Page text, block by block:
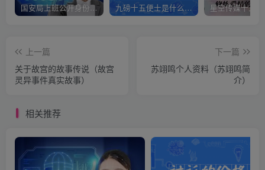
国安局上班公开身份是什么（国安身份对家人保密吗） 九磅十五便士是什么意思（九磅十五便士是什么梗）
上一篇
关于故宫的故事传说（故宫
灵异事件真实故事）
下一篇
苏翊鸣个人资料（苏翊鸣简
介）
相关推荐